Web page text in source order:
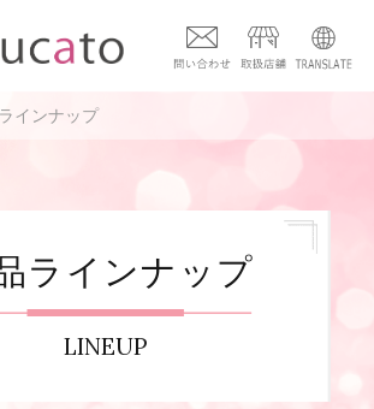
インナップ
ラインナップ
LINEUP